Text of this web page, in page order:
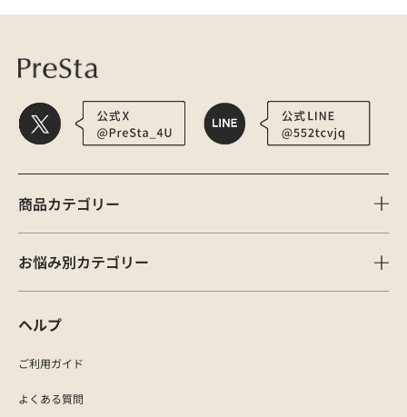
商品カテゴリー
お悩み別カテゴリー
ヘルプ
ご利用ガイド
よくある質問